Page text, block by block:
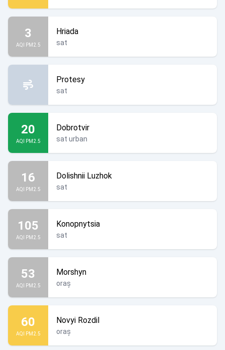
3
AQI PM2.5
Hriada
sat
Protesy
sat
20
AQI PM2.5
Dobrotvir
sat urban
16
AQI PM2.5
Dolishnii Luzhok
sat
105
AQI PM2.5
Konopnytsia
sat
53
AQI PM2.5
Morshyn
oraș
60
AQI PM2.5
Novyi Rozdil
oraș